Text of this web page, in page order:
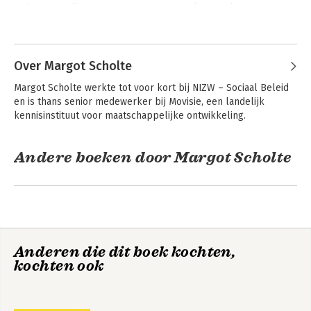
leerinhoud.
staat onder redactie van Marcel Spierts, Ard Sprinkhuizen,
Margot Scholte, Marc Hoijtink, Ed de Jonge en Lia van Doorn.
werk
het sociaal werk
Over Margot Scholte
Margot Scholte werkte tot voor kort bij NIZW – Sociaal Beleid
en is thans senior medewerker bij Movisie, een landelijk
kennisinstituut voor maatschappelijke ontwikkeling.
Andere boeken door Margot Scholte
Anderen die dit boek kochten,
kochten ook